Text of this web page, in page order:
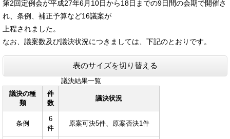
第2回定例会が平成27年6月10日から18日までの9日間の会期で開催さ
れ、条例、補正予算など16議案が
上程されました。
なお、議案数及び議決状況につきましては、下記のとおりです。
表のサイズを切り替える
議決結果一覧
議決の種
類
件
数
議決状況
条例
6
件
原案可決5件、原案否決1件